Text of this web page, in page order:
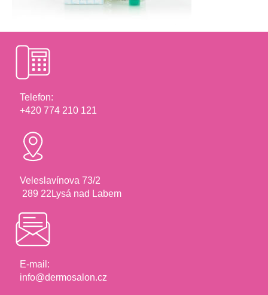
Telefon:
+420 774 210 121
Veleslavínova 73/2
289 22Lysá nad Labem
E-mail:
info@dermosalon.cz